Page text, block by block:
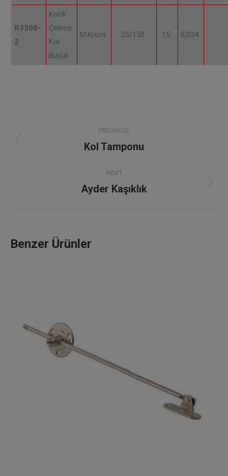
R3308-
2
Kıvrık
Çekme
Kol
Büyük
M.Krom 25/150 15 0,034
navigation
PREVIOUS
Previous
Kol Tamponu
NEXT
Next
Ayder Kaşıklık
Benzer Ürünler